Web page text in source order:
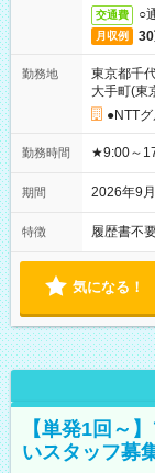
交通費 ○
月収例
勤務地
東京都千
大手町(東
●NTT
勤務時間 ★9:00～
期間 2026年9
特徴 履歴書不
気になる！
【単発1回～
いスタッフ募